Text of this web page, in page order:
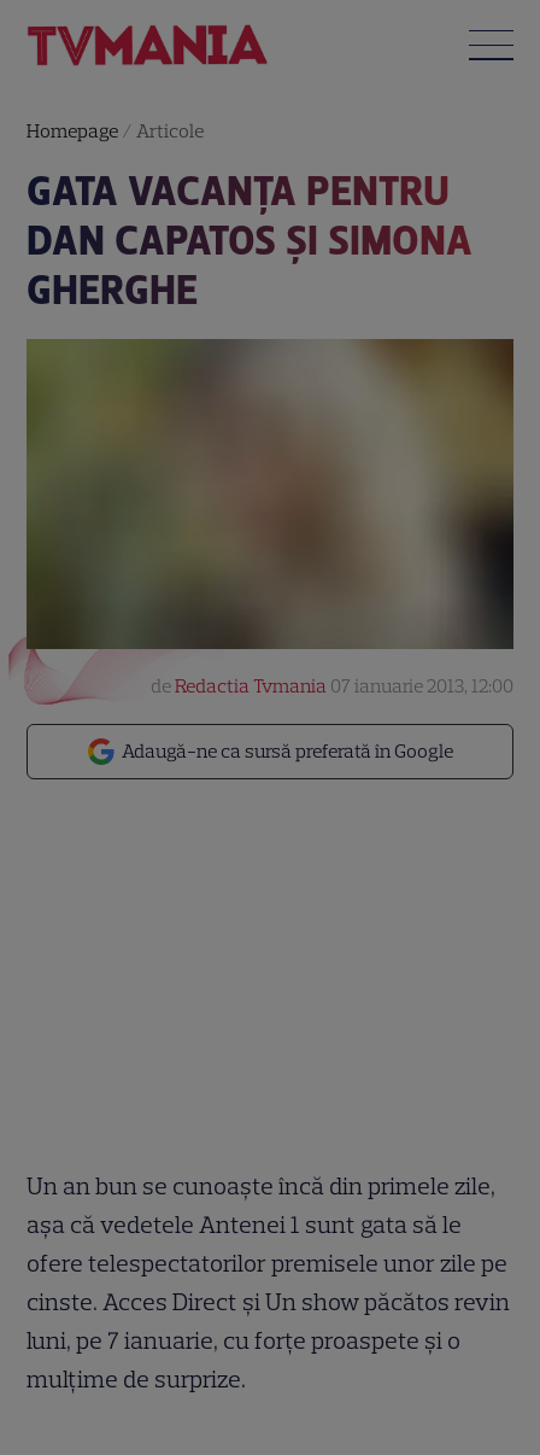
Homepage / Articole
GATA VACANŢA PENTRU
DAN CAPATOS ŞI SIMONA
GHERGHE
Adaugă-ne ca sursă preferată în Google
deRedactia Tvmania 07 ianuarie 2013, 12:00
Un an bun se cunoaşte încă din primele zile,
aşa că vedetele Antenei 1 sunt gata să le
ofere telespectatorilor premisele unor zile pe
cinste. Acces Direct şi Un show păcătos revin
luni, pe 7 ianuarie, cu forţe proaspete şi o
mulţime de surprize.